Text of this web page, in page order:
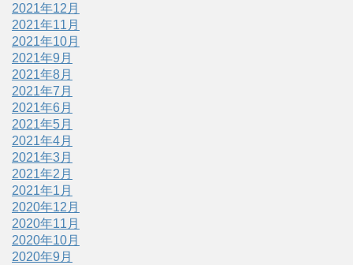
2021年12月
2021年11月
2021年10月
2021年9月
2021年8月
2021年7月
2021年6月
2021年5月
2021年4月
2021年3月
2021年2月
2021年1月
2020年12月
2020年11月
2020年10月
2020年9月